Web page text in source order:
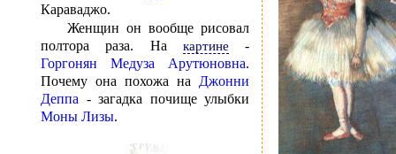
Караваджо.
Женщин он вообще рисовал
полтора раза. На картине -
Горгонян Медуза Арутюновна.
Почему она похожа на Джонни
Деппа - загадка почище улыбки
Моны Лизы.